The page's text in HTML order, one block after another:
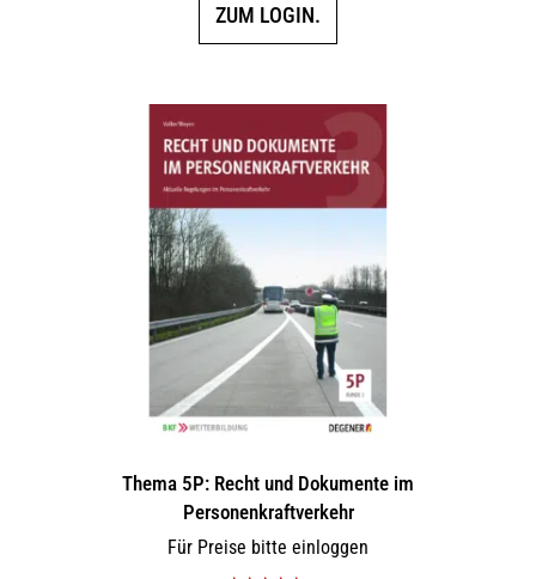
ZUM LOGIN.
Thema 5P: Recht und Dokumente im
Personenkraftverkehr
Für Preise bitte einloggen